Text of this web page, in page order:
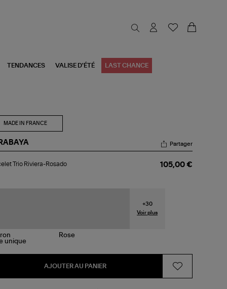
TENDANCES VALISE D'ÉTÉ LAST CHANCE
MADE IN FRANCE
Partager
Trio Riviera-Rosado 105,00 €
+30
Voir plus
unique
AJOUTER AU PANIER